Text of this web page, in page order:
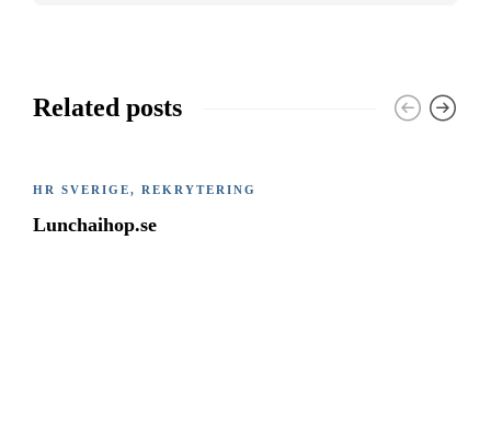
Related posts
HR SVERIGE, REKRYTERING
Lunchaihop.se